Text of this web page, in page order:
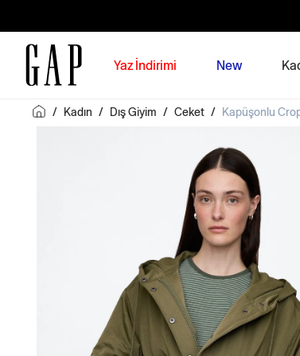
Yaz İndirimi New
/ Kadın / Dış Giyim / Ceket / Kapüşonlu